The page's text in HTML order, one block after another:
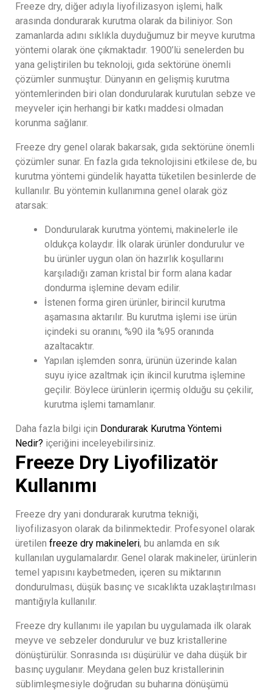
Freeze dry, diğer adıyla liyofilizasyon işlemi, halk
arasında dondurarak kurutma olarak da biliniyor. Son
zamanlarda adını sıklıkla duyduğumuz bir meyve kurutma
yöntemi olarak öne çıkmaktadır. 1900’lü senelerden bu
yana geliştirilen bu teknoloji, gıda sektörüne önemli
çözümler sunmuştur. Dünyanın en gelişmiş kurutma
yöntemlerinden biri olan dondurularak kurutulan sebze ve
meyveler için herhangi bir katkı maddesi olmadan
korunma sağlanır.
Freeze dry genel olarak bakarsak, gıda sektörüne önemli
çözümler sunar. En fazla gıda teknolojisini etkilese de, bu
kurutma yöntemi gündelik hayatta tüketilen besinlerde de
kullanılır. Bu yöntemin kullanımına genel olarak göz
atarsak:
Dondurularak kurutma yöntemi, makinelerle ile
oldukça kolaydır. İlk olarak ürünler dondurulur ve
bu ürünler uygun olan ön hazırlık koşullarını
karşıladığı zaman kristal bir form alana kadar
dondurma işlemine devam edilir.
İstenen forma giren ürünler, birincil kurutma
aşamasına aktarılır. Bu kurutma işlemi ise ürün
içindeki su oranını, %90 ila %95 oranında
azaltacaktır.
Yapılan işlemden sonra, ürünün üzerinde kalan
suyu iyice azaltmak için ikincil kurutma işlemine
geçilir. Böylece ürünlerin içermiş olduğu su çekilir,
kurutma işlemi tamamlanır.
Daha fazla bilgi için Dondurarak Kurutma Yöntemi
Nedir? içeriğini inceleyebilirsiniz.
Freeze Dry Liyofilizatör
Kullanımı
Freeze dry yani dondurarak kurutma tekniği,
liyofilizasyon olarak da bilinmektedir. Profesyonel olarak
üretilen freeze dry makineleri, bu anlamda en sık
kullanılan uygulamalardır. Genel olarak makineler, ürünlerin
temel yapısını kaybetmeden, içeren su miktarının
dondurulması, düşük basınç ve sıcaklıkta uzaklaştırılması
mantığıyla kullanılır.
Freeze dry kullanımı ile yapılan bu uygulamada ilk olarak
meyve ve sebzeler dondurulur ve buz kristallerine
dönüştürülür. Sonrasında ısı düşürülür ve daha düşük bir
basınç uygulanır. Meydana gelen buz kristallerinin
süblimleşmesiyle doğrudan su buharına dönüşümü